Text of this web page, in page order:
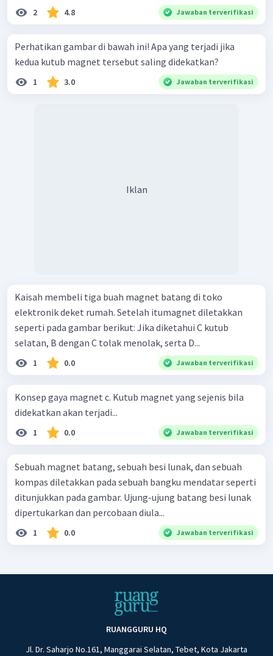
2 4.8 Jawaban terverifikasi
Perhatikan gambar di bawah ini! Apa yang terjadi jika
kedua kutub magnet tersebut saling didekatkan?
1 3.0 Jawaban terverifikasi
Iklan
Kaisah membeli tiga buah magnet batang di toko
elektronik deket rumah. Setelah itumagnet diletakkan
seperti pada gambar berikut: Jika diketahui C kutub
selatan, B dengan C tolak menolak, serta D...
1 0.0 Jawaban terverifikasi
Konsep gaya magnet c. Kutub magnet yang sejenis bila
didekatkan akan terjadi...
1 0.0 Jawaban terverifikasi
Sebuah magnet batang, sebuah besi lunak, dan sebuah
kompas diletakkan pada sebuah bangku mendatar seperti
ditunjukkan pada gambar. Ujung-ujung batang besi lunak
dipertukarkan dan percobaan diula...
1 0.0 Jawaban terverifikasi
RUANGGURU HQ
Jl. Dr. Saharjo No.161, Manggarai Selatan, Tebet, Kota Jakarta